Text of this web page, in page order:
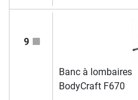
9
Banc à lombaires
BodyCraft F670